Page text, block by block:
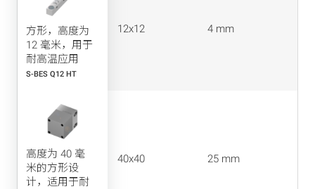
方形，高度为
12 毫米，用于
耐高温应用
S-BES Q12 HT
12x12 4 mm
高度为 40 毫
米的方形设
计，适用于耐
40x40 25 mm